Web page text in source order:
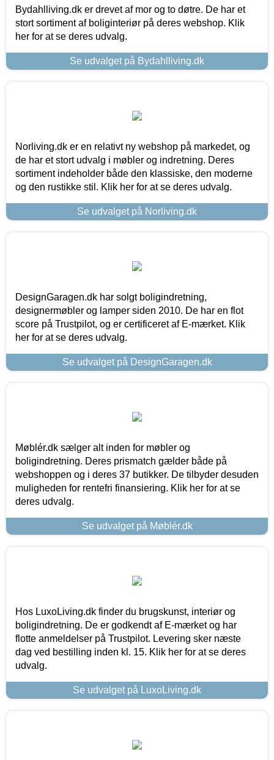
Bydahlliving.dk er drevet af mor og to døtre. De har et
stort sortiment af boliginteriør på deres webshop. Klik
her for at se deres udvalg.
Se udvalget på Bydahlliving.dk
Norliving.dk er en relativt ny webshop på markedet, og
de har et stort udvalg i møbler og indretning. Deres
sortiment indeholder både den klassiske, den moderne
og den rustikke stil. Klik her for at se deres udvalg.
Se udvalget på Norliving.dk
DesignGaragen.dk har solgt boligindretning,
designermøbler og lamper siden 2010. De har en flot
score på Trustpilot, og er certificeret af E-mærket. Klik
her for at se deres udvalg.
Se udvalget på DesignGaragen.dk
Møblér.dk sælger alt inden for møbler og
boligindretning. Deres prismatch gælder både på
webshoppen og i deres 37 butikker. De tilbyder desuden
muligheden for rentefri finansiering. Klik her for at se
deres udvalg.
Se udvalget på Møblér.dk
Hos LuxoLiving.dk finder du brugskunst, interiør og
boligindretning. De er godkendt af E-mærket og har
flotte anmeldelser på Trustpilot. Levering sker næste
dag ved bestilling inden kl. 15. Klik her for at se deres
udvalg.
Se udvalget på LuxoLiving.dk